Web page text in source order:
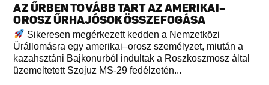
AZ ŰRBEN TOVÁBB TART AZ AMERIKAI–
OROSZ ŰRHAJÓSOK ÖSSZEFOGÁSA
Sikeresen megérkezett kedden a Nemzetközi
Űrállomásra egy amerikai–orosz személyzet, miután a
kazahsztáni Bajkonurból indultak a Roszkoszmosz által
üzemeltetett Szojuz MS-29 fedélzetén...